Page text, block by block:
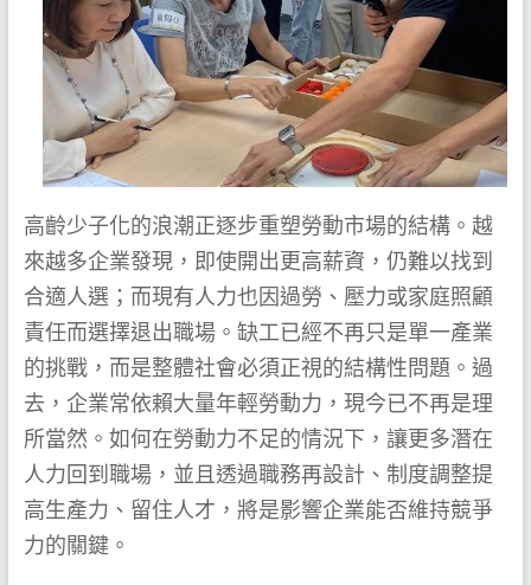
高齡少子化的浪潮正逐步重塑勞動市場的結構。越
來越多企業發現，即使開出更高薪資，仍難以找到
合適人選；而現有人力也因過勞、壓力或家庭照顧
責任而選擇退出職場。缺工已經不再只是單一產業
的挑戰，而是整體社會必須正視的結構性問題。過
去，企業常依賴大量年輕勞動力，現今已不再是理
所當然。如何在勞動力不足的情況下，讓更多潛在
人力回到職場，並且透過職務再設計、制度調整提
高生產力、留住人才，將是影響企業能否維持競爭
力的關鍵。